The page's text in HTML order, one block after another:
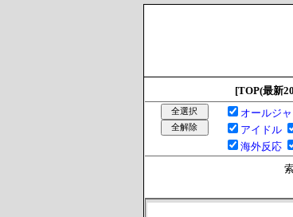
[TOP(最新
オールジ
アイドル
海外反応